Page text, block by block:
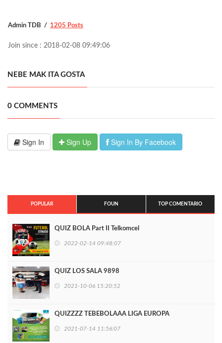
Admin TDB 1205 Posts
Join since : 2018-02-08 09:49:06
NEBE MAK ITA GOSTA
0 COMMENTS
Sign In Sign Up Sign In By Facebook
POPULAR FOUN TOP COMENTARIO
QUIZ BOLA Part II Telkomcel
2022-02-14 09:48:07
QUIZ LOS SALA 9898
2021-10-06 15:20:52
QUIZZZZ TEBEBOLAAA LIGA EUROPA
2021-07-14 11:56:07